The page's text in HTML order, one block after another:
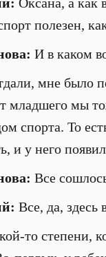
полезен,
И в каком
мне было
младшего мы
спорта. То
и у него
Все
Все, да, здесь
то степени,